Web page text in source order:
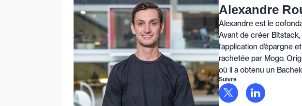
Alexandre
Alexandre est le
Avant de créer
l’application d’épargne
rachetée par Mogo.
où il a obtenu un
Suivre